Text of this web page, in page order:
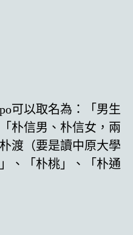
可以取名為：「男生
朴信男、朴信女，兩
渡（要是讀中原大學
、「朴桃」、「朴通